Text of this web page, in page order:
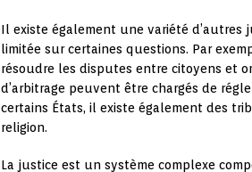
Il existe également une variété
limitée sur certaines questions. Par
résoudre les disputes entre citoyens et
d’arbitrage peuvent être chargés de
certains États, il existe également des
religion.
La justice est un système complexe